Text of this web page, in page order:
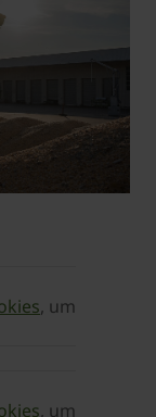
, um
, um